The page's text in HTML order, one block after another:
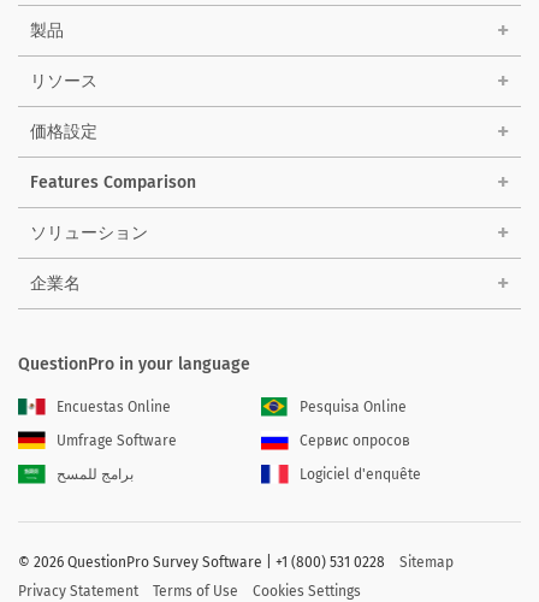
製品
リソース
価格設定
Features Comparison
ソリューション
企業名
QuestionPro in your language
Encuestas Online
Pesquisa Online
Umfrage Software
Сервис опросов
برامج للمسح
Logiciel d'enquête
© 2026 QuestionPro Survey Software | +1 (800) 531 0228
Sitemap
Privacy Statement
Terms of Use Cookies Settings